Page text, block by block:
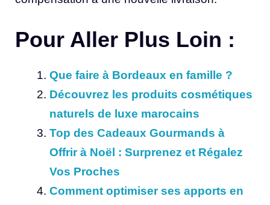
Pour Aller Plus Loin :
Que faire à Bordeaux en famille ?
Découvrez les produits cosmétiques
naturels de luxe marocains
Top des Cadeaux Gourmands à
Offrir à Noël : Surprenez et Régalez
Vos Proches
Comment optimiser ses apports en